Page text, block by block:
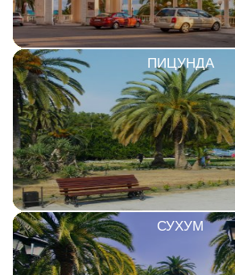
ПИЦУНДА
СУХУМ